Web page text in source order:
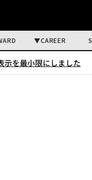
CAREER
示を最小限にしました